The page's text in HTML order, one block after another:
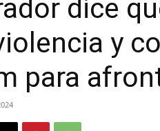
dice
y
para